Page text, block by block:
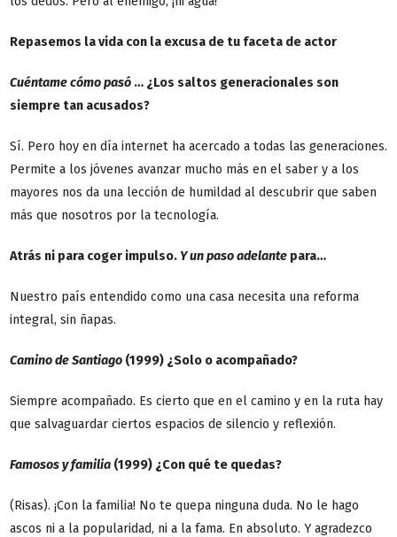
Repasemos la vida con la excusa de tu faceta de actor
Cuéntame cómo pasó … ¿Los saltos generacionales son
siempre tan acusados?
Sí. Pero hoy en día internet ha acercado a todas las generaciones.
Permite a los jóvenes avanzar mucho más en el saber y a los
mayores nos da una lección de humildad al descubrir que saben
más que nosotros por la tecnología.
Atrás ni para coger impulso. Y un paso adelante para…
Nuestro país entendido como una casa necesita una reforma
integral, sin ñapas.
Camino de Santiago (1999) ¿Solo o acompañado?
Siempre acompañado. Es cierto que en el camino y en la ruta hay
que salvaguardar ciertos espacios de silencio y reflexión.
Famosos y familia (1999) ¿Con qué te quedas?
(Risas). ¡Con la familia! No te quepa ninguna duda. No le hago
ascos ni a la popularidad, ni a la fama. En absoluto. Y agradezco